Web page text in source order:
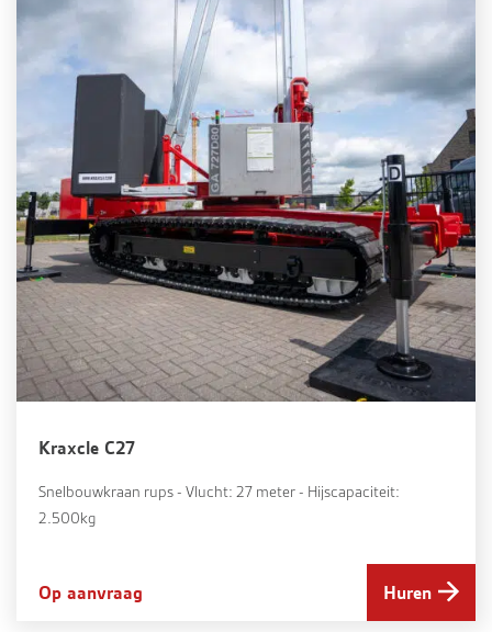
Kraxcle C27
Snelbouwkraan rups - Vlucht: 27 meter - Hijscapaciteit:
2.500kg
Op aanvraag Huren